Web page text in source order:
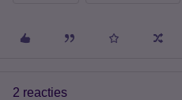
2 reacties